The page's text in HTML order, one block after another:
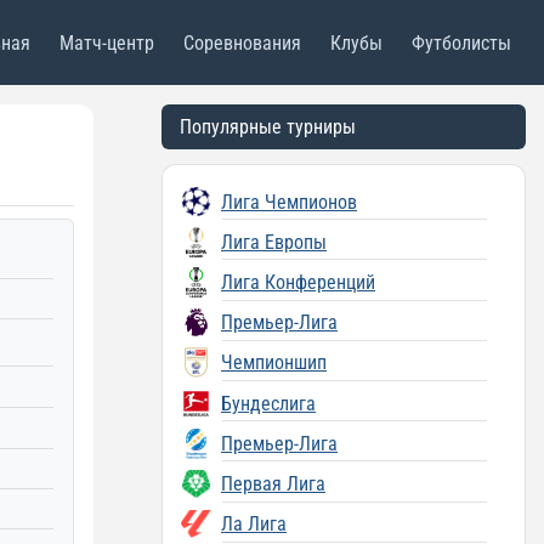
Матч-центр Соревнования Клубы Футболисты
Популярные турниры
Лига Чемпионов
Лига Европы
Лига Конференций
Премьер-Лига
Чемпионшип
Бундеслига
Премьер-Лига
Первая Лига
Ла Лига